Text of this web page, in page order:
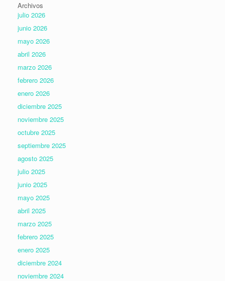
Archivos
julio 2026
junio 2026
mayo 2026
abril 2026
marzo 2026
febrero 2026
enero 2026
diciembre 2025
noviembre 2025
octubre 2025
septiembre 2025
agosto 2025
julio 2025
junio 2025
mayo 2025
abril 2025
marzo 2025
febrero 2025
enero 2025
diciembre 2024
noviembre 2024